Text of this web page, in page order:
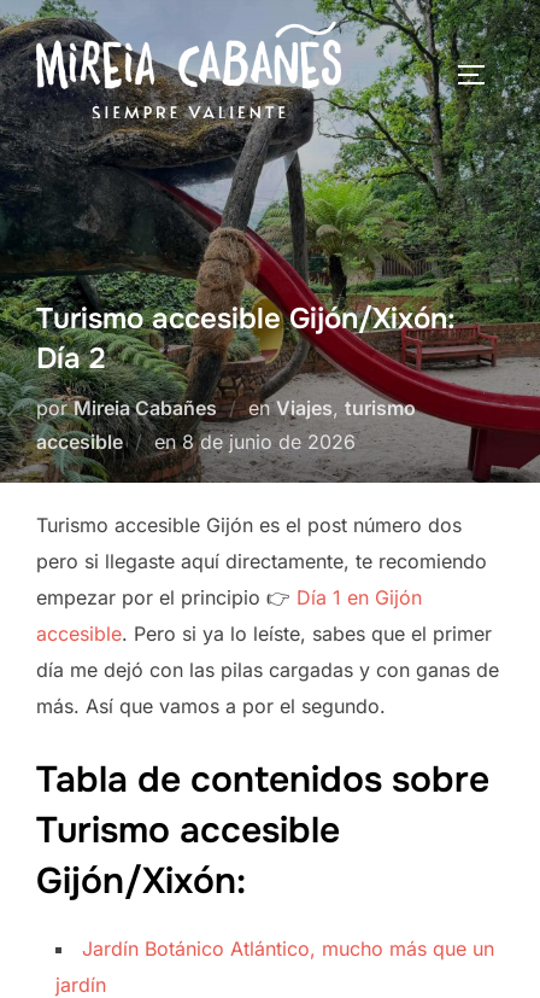
Turismo accesible Gijón/Xixón:
Día 2
porMireia Cabañes enViajes, turismo
accesible
en8 de junio de 2026
Turismo accesible Gijón es el post número dos
pero si llegaste aquí directamente, te recomiendo
empezar por el principio 👉 Día 1 en Gijón
accesible. Pero si ya lo leíste, sabes que el primer
día me dejó con las pilas cargadas y con ganas de
más. Así que vamos a por el segundo.
Tabla de contenidos sobre
Turismo accesible
Gijón/Xixón:
Jardín Botánico Atlántico, mucho más que un
jardín